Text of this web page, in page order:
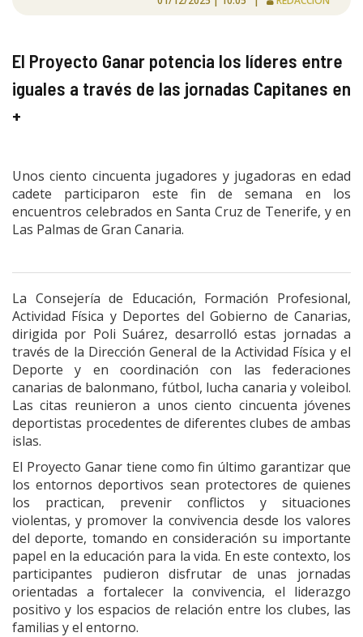
El Proyecto Ganar potencia los líderes entre
iguales a través de las jornadas Capitanes en
+
Unos ciento cincuenta jugadores y jugadoras en edad
cadete participaron este fin de semana en los
encuentros celebrados en Santa Cruz de Tenerife, y en
Las Palmas de Gran Canaria.
La Consejería de Educación, Formación Profesional,
Actividad Física y Deportes del Gobierno de Canarias,
dirigida por Poli Suárez, desarrolló estas jornadas a
través de la Dirección General de la Actividad Física y el
Deporte y en coordinación con las federaciones
canarias de balonmano, fútbol, lucha canaria y voleibol.
Las citas reunieron a unos ciento cincuenta jóvenes
deportistas procedentes de diferentes clubes de ambas
islas.
El Proyecto Ganar tiene como fin último garantizar que
los entornos deportivos sean protectores de quienes
los practican, prevenir conflictos y situaciones
violentas, y promover la convivencia desde los valores
del deporte, tomando en consideración su importante
papel en la educación para la vida. En este contexto, los
participantes pudieron disfrutar de unas jornadas
orientadas a fortalecer la convivencia, el liderazgo
positivo y los espacios de relación entre los clubes, las
familias y el entorno.